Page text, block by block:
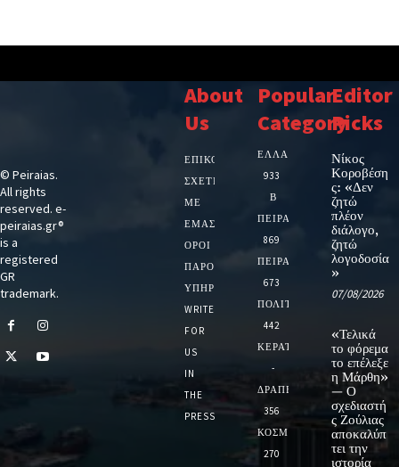
© Peiraias.
All rights
reserved. e-
peiraias.gr®
is a
registered
GR
trademark.
About
Us
ΕΠΙΚΟΙΝΩΝΙΑ
ΣΧΕΤΙΚΆ
ΜΕ
ΕΜΆΣ
ΌΡΟΙ
ΠΑΡΟΧΉΣ
ΥΠΗΡΕΣΙΏΝ
WRITE
FOR
US
IN
THE
PRESS
Popular
Category
ΕΛΛΑΔΑ
933
Β
ΠΕΙΡΑΙΑ
869
ΠΕΙΡΑΙΑΣ
673
ΠΟΛΙΤΙΚΗ
442
ΚΕΡΑΤΣΙΝΙ
-
ΔΡΑΠΕΤΣΩΝΑ
356
ΚΟΣΜΟΣ
270
Editor
Picks
Νίκος
Κοροβέση
ς: «Δεν
ζητώ
πλέον
διάλογο,
ζητώ
λογοδοσία
»
07/08/2026
«Τελικά
το φόρεμα
το επέλεξε
η Μάρθη»
— Ο
σχεδιαστή
ς Ζούλιας
αποκαλύπ
τει την
ιστορία